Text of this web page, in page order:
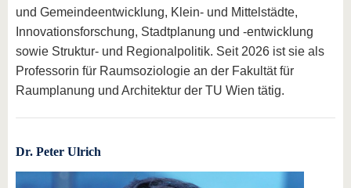
und Gemeindeentwicklung, Klein- und Mittelstädte,
Innovationsforschung, Stadtplanung und -entwicklung
sowie Struktur- und Regionalpolitik. Seit 2026 ist sie als
Professorin für Raumsoziologie an der Fakultät für
Raumplanung und Architektur der TU Wien tätig.
Dr. Peter Ulrich